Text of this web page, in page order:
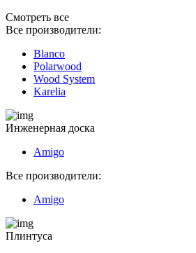
Смотреть все
Все производители:
Blanco
Polarwood
Wood System
Karelia
Инженерная доска
Amigo
Все производители:
Amigo
Плинтуса